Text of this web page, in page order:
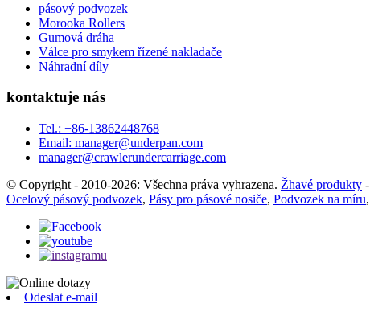
pásový podvozek
Morooka Rollers
Gumová dráha
Válce pro smykem řízené nakladače
Náhradní díly
kontaktuje nás
Tel.: +86-13862448768
Email: manager@underpan.com
manager@crawlerundercarriage.com
© Copyright - 2010-2026: Všechna práva vyhrazena. Žhavé produkty -
Ocelový pásový podvozek, Pásy pro pásové nosiče, Podvozek na míru,
Odeslat e-mail